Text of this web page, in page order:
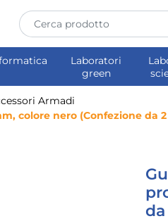
Laboratori
green
Armadi
colore nero (Confezione da